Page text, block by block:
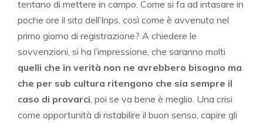
tentano di mettere in campo. Come si fa ad intasare in
poche ore il sito dell’Inps, così come è avvenuto nel
primo giorno di registrazione? A chiedere le
sovvenzioni, si ha l’impressione, che saranno molti
quelli che in verità non ne avrebbero bisogno ma
che per sub cultura ritengono che sia sempre il
caso di provarci, poi se va bene è meglio. Una crisi
come opportunità di ristabilire il buon senso, capire gli